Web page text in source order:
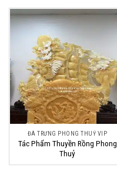
ĐÁ TRƯNG PHONG THUỶ VIP
Tác Phẩm Thuyền Rồng Phong
Thuỷ